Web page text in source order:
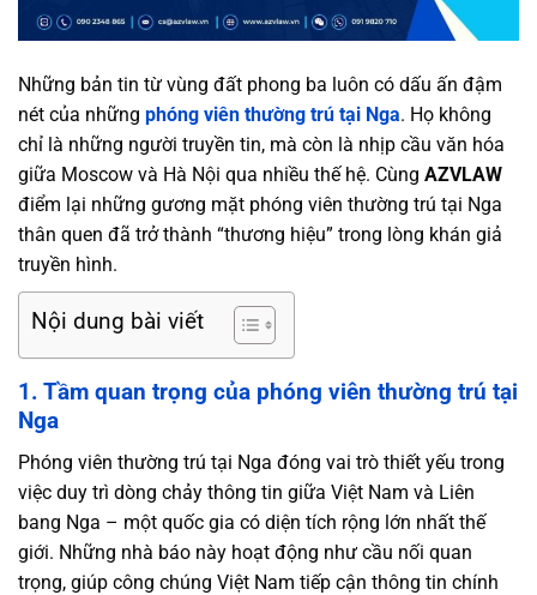
Những bản tin từ vùng đất phong ba luôn có dấu ấn đậm
nét của những phóng viên thường trú tại Nga. Họ không
chỉ là những người truyền tin, mà còn là nhịp cầu văn hóa
giữa Moscow và Hà Nội qua nhiều thế hệ. Cùng AZVLAW
điểm lại những gương mặt phóng viên thường trú tại Nga
thân quen đã trở thành “thương hiệu” trong lòng khán giả
truyền hình.
Nội dung bài viết
1. Tầm quan trọng của phóng viên thường trú tại
Nga
Phóng viên thường trú tại Nga đóng vai trò thiết yếu trong
việc duy trì dòng chảy thông tin giữa Việt Nam và Liên
bang Nga – một quốc gia có diện tích rộng lớn nhất thế
giới. Những nhà báo này hoạt động như cầu nối quan
trọng, giúp công chúng Việt Nam tiếp cận thông tin chính